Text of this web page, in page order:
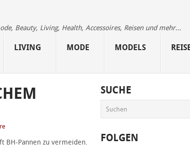
Beauty, Living, Health, Accessoires, Reisen und mehr...
LIVING MODE MODELS
BH-Pannen zu vermeiden.
SUCHE
FOLGEN